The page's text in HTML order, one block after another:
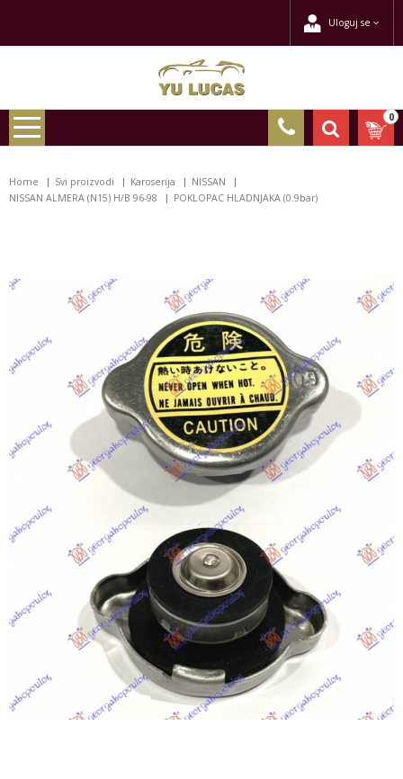
Uloguj se
0
Home Svi proizvodi Karoserija
NISSAN
NISSAN ALMERA (N15) H/B 96-98
POKLOPAC HLADNJAKA (0.9bar)